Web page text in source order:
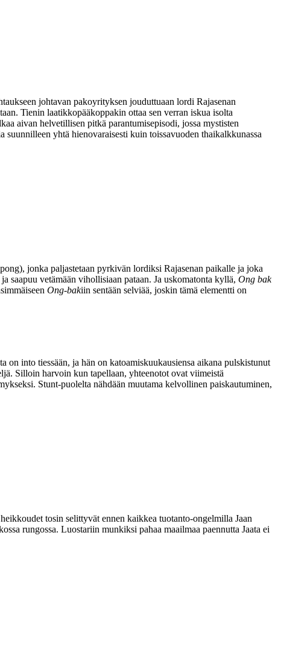
johtavan pakoyrityksen jouduttuaan lordi Rajasenan
Tienin laatikkopääkoppakin ottaa sen verran iskua isolta
aivan helvetillisen pitkä parantumisepisodi, jossa mystisten
yhtä hienovaraisesti kuin toissavuoden thaikalkkunassa
), jonka paljastetaan pyrkivän lordiksi Rajasenan paikalle ja joka
saapuu vetämään vihollisiaan pataan. Ja uskomatonta kyllä, Ong bak
Ong‑bakiin sentään selviää, joskin tämä elementti on
into tiessään, ja hän on katoamiskuukausiensa aikana pulskistunut
Silloin harvoin kun tapellaan, yhteenotot ovat viimeistä
Stunt-puolelta nähdään muutama kelvollinen paiskautuminen,
tosin selittyvät ennen kaikkea tuotanto-ongelmilla Jaan
rungossa. Luostariin munkiksi pahaa maailmaa paennutta Jaata ei